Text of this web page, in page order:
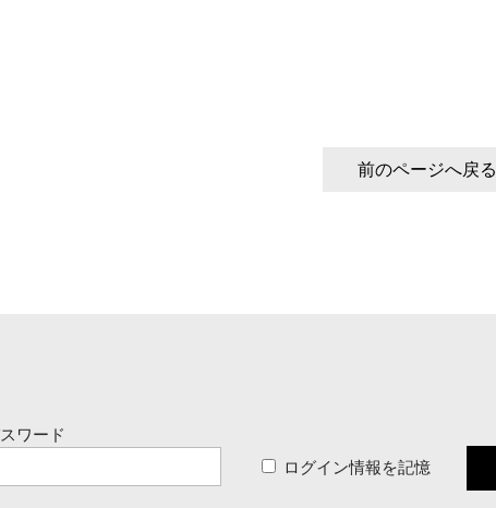
前のページへ戻る
ワード
ログイン情報を記憶